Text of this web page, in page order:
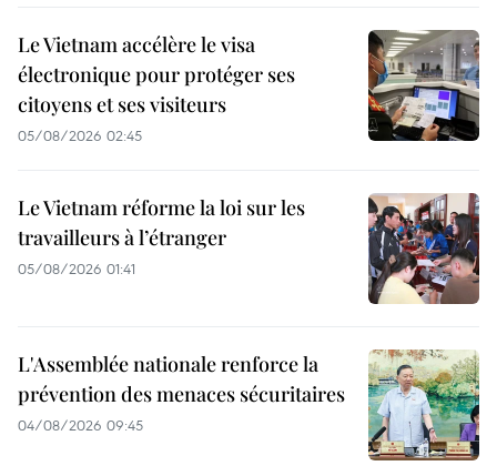
Le Vietnam accélère le visa
électronique pour protéger ses
citoyens et ses visiteurs
05/08/2026 02:45
Le Vietnam réforme la loi sur les
travailleurs à l’étranger
05/08/2026 01:41
L'Assemblée nationale renforce la
prévention des menaces sécuritaires
04/08/2026 09:45